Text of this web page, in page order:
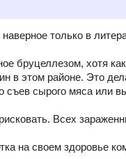
только в
бруцеллезом, хотя
в этом районе. Это
съев сырого мяса или
Всех
на своем здоровье